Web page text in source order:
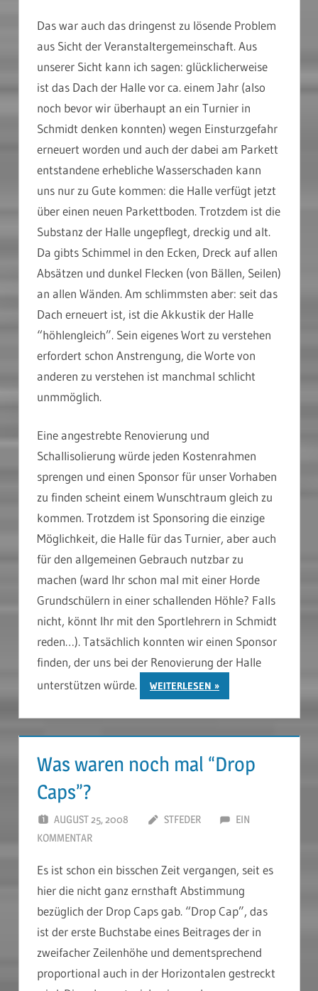
Das war auch das dringenst zu lösende Problem
aus Sicht der Veranstaltergemeinschaft. Aus
unserer Sicht kann ich sagen: glücklicherweise
ist das Dach der Halle vor ca. einem Jahr (also
noch bevor wir überhaupt an ein Turnier in
Schmidt denken konnten) wegen Einsturzgefahr
erneuert worden und auch der dabei am Parkett
entstandene erhebliche Wasserschaden kann
uns nur zu Gute kommen: die Halle verfügt jetzt
über einen neuen Parkettboden. Trotzdem ist die
Substanz der Halle ungepflegt, dreckig und alt.
Da gibts Schimmel in den Ecken, Dreck auf allen
Absätzen und dunkel Flecken (von Bällen, Seilen)
an allen Wänden. Am schlimmsten aber: seit das
Dach erneuert ist, ist die Akkustik der Halle
“höhlengleich”. Sein eigenes Wort zu verstehen
erfordert schon Anstrengung, die Worte von
anderen zu verstehen ist manchmal schlicht
unmmöglich.
Eine angestrebte Renovierung und
Schallisolierung würde jeden Kostenrahmen
sprengen und einen Sponsor für unser Vorhaben
zu finden scheint einem Wunschtraum gleich zu
kommen. Trotzdem ist Sponsoring die einzige
Möglichkeit, die Halle für das Turnier, aber auch
für den allgemeinen Gebrauch nutzbar zu
machen (ward Ihr schon mal mit einer Horde
Grundschülern in einer schallenden Höhle? Falls
nicht, könnt Ihr mit den Sportlehrern in Schmidt
reden…). Tatsächlich konnten wir einen Sponsor
finden, der uns bei der Renovierung der Halle
unterstützen würde.
WEITERLESEN
Was waren noch mal “Drop
Caps”?
AUGUST 25, 2008 STFEDER
EIN
KOMMENTAR
Es ist schon ein bisschen Zeit vergangen, seit es
hier die nicht ganz ernsthaft Abstimmung
bezüglich der Drop Caps gab. “Drop Cap”, das
ist der erste Buchstabe eines Beitrages der in
zweifacher Zeilenhöhe und dementsprechend
proportional auch in der Horizontalen gestreckt